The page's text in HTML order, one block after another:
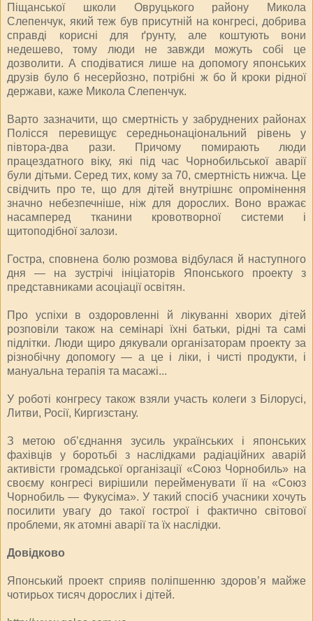
Піщанської школи Овруцького району Микола
Слепенчук, який теж був присутній на конгресі, добрива
справді корисні для ґрунту, але коштують вони
недешево, тому люди не завжди можуть собі це
дозволити. А сподіватися лише на допомогу японських
друзів було б несерйозно, потрібні ж бо й кроки рідної
держави, каже Микола Слепенчук.
Варто зазначити, що смертність у забруднених районах
Полісся перевищує середньонаціональний рівень у
півтора-два рази. Причому помирають люди
працездатного віку, які під час Чорнобильської аварії
були дітьми. Серед тих, кому за 70, смертність нижча. Це
свідчить про те, що для дітей внутрішнє опромінення
значно небезпечніше, ніж для дорослих. Воно вражає
насамперед тканини кровотворної системи і
щитоподібної залози.
Гостра, сповнена болю розмова відбулася й наступного
дня — на зустрічі ініціаторів Японського проекту з
представниками асоціації освітян.
Про успіхи в оздоровленні й лікуванні хворих дітей
розповіли також на семінарі їхні батьки, рідні та самі
підлітки. Люди щиро дякували організаторам проекту за
різнобічну допомогу — а це і ліки, і чисті продукти, і
мануальна терапія та масажі...
У роботі конгресу також взяли участь колеги з Білорусі,
Литви, Росії, Киргизстану.
З метою об’єднання зусиль українських і японських
фахівців у боротьбі з наслідками радіаційних аварій
активісти громадської організації «Союз Чорнобиль» на
своєму конгресі вирішили перейменувати її на «Союз
Чорнобиль — Фукусіма». У такий спосіб учасники хочуть
посилити увагу до такої гострої і фактично світової
проблеми, як атомні аварії та їх наслідки.
Довідково
Японський проект сприяв поліпшенню здоров’я майже
чотирьох тисяч дорослих і дітей.